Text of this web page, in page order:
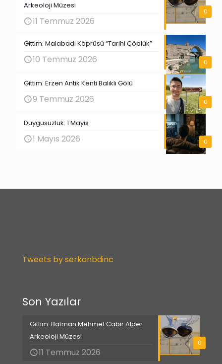
0
Arkeoloji Müzesi
11 Temmuz 2026
0
Gittim: Malabadi Köprüsü “Tarihi Çöplük”
10 Temmuz 2026
0
Gittim: Erzen Antik Kenti Balıklı Gölü
9 Temmuz 2026
0
Duygusuzluk: 1 Mayıs
1 Mayıs 2026
Tweets by serkanbdinc
Son Yazılar
0
Gittim: Batman Mehmet Cabir Alper
Arkeoloji Müzesi
11 Temmuz 2026